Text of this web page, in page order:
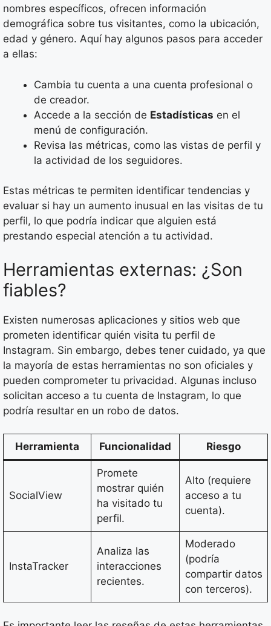
nombres específicos, ofrecen información
demográfica sobre tus visitantes, como la ubicación,
edad y género. Aquí hay algunos pasos para acceder
a ellas:
Cambia tu cuenta a una cuenta profesional o
de creador.
Accede a la sección de Estadísticas en el
menú de configuración.
Revisa las métricas, como las vistas de perfil y
la actividad de los seguidores.
Estas métricas te permiten identificar tendencias y
evaluar si hay un aumento inusual en las visitas de tu
perfil, lo que podría indicar que alguien está
prestando especial atención a tu actividad.
Herramientas externas: ¿Son
fiables?
Existen numerosas aplicaciones y sitios web que
prometen identificar quién visita tu perfil de
Instagram. Sin embargo, debes tener cuidado, ya que
la mayoría de estas herramientas no son oficiales y
pueden comprometer tu privacidad. Algunas incluso
solicitan acceso a tu cuenta de Instagram, lo que
podría resultar en un robo de datos.
Herramienta Funcionalidad Riesgo
SocialView
Promete
mostrar quién
ha visitado tu
perfil.
Alto (requiere
acceso a tu
cuenta).
InstaTracker
Analiza las
interacciones
recientes.
Moderado
(podría
compartir datos
con terceros).